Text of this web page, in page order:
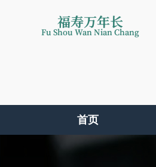
福寿万年长
Fu Shou Wan Nian Chang
首页